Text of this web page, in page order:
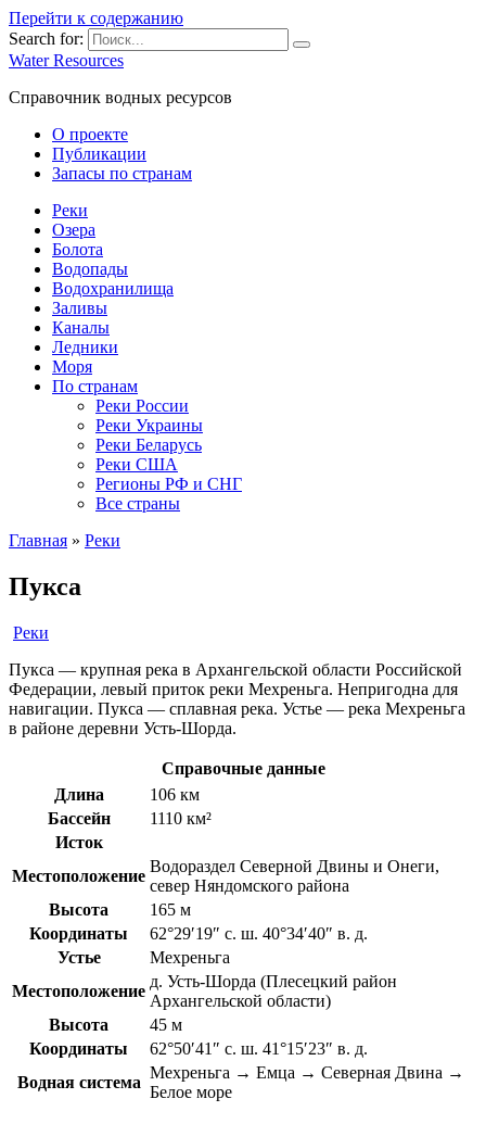
Перейти к содержанию
Search for:
Water Resources
Справочник водных ресурсов
О проекте
Публикации
Запасы по странам
Реки
Озера
Болота
Водопады
Водохранилища
Заливы
Каналы
Ледники
Моря
По странам
Реки России
Реки Украины
Реки Беларусь
Реки США
Регионы РФ и СНГ
Все страны
Главная » Реки
Пукса
Реки
Пукса — крупная река в Архангельской области Российской
Федерации, левый приток реки Мехреньга. Непригодна для
навигации. Пукса — сплавная река. Устье — река Мехреньга
в районе деревни Усть-Шорда.
Справочные данные
Длина
106 км
Бассейн
1110 км²
Исток
Местоположение
Водораздел Северной Двины и Онеги,
север Няндомского района
Высота
165 м
Координаты
62°29′19″ с. ш. 40°34′40″ в. д.
Устье
Мехреньга
Местоположение
д. Усть-Шорда (Плесецкий район
Архангельской области)
Высота
45 м
Координаты
62°50′41″ с. ш. 41°15′23″ в. д.
Водная система
Мехреньга → Емца → Северная Двина →
Белое море